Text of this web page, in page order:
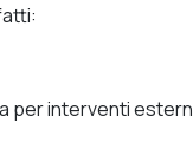
per interventi